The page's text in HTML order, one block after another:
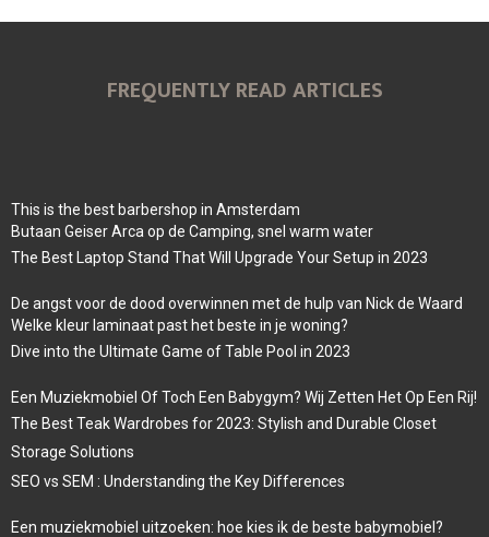
FREQUENTLY READ ARTICLES
This is the best barbershop in Amsterdam
Butaan Geiser Arca op de Camping, snel warm water
The Best Laptop Stand That Will Upgrade Your Setup in 2023
De angst voor de dood overwinnen met de hulp van Nick de Waard
Welke kleur laminaat past het beste in je woning?
Dive into the Ultimate Game of Table Pool in 2023
Een Muziekmobiel Of Toch Een Babygym? Wij Zetten Het Op Een Rij!
The Best Teak Wardrobes for 2023: Stylish and Durable Closet
Storage Solutions
SEO vs SEM : Understanding the Key Differences
Een muziekmobiel uitzoeken: hoe kies ik de beste babymobiel?